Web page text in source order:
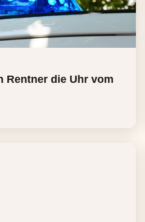
Rentner die Uhr vom